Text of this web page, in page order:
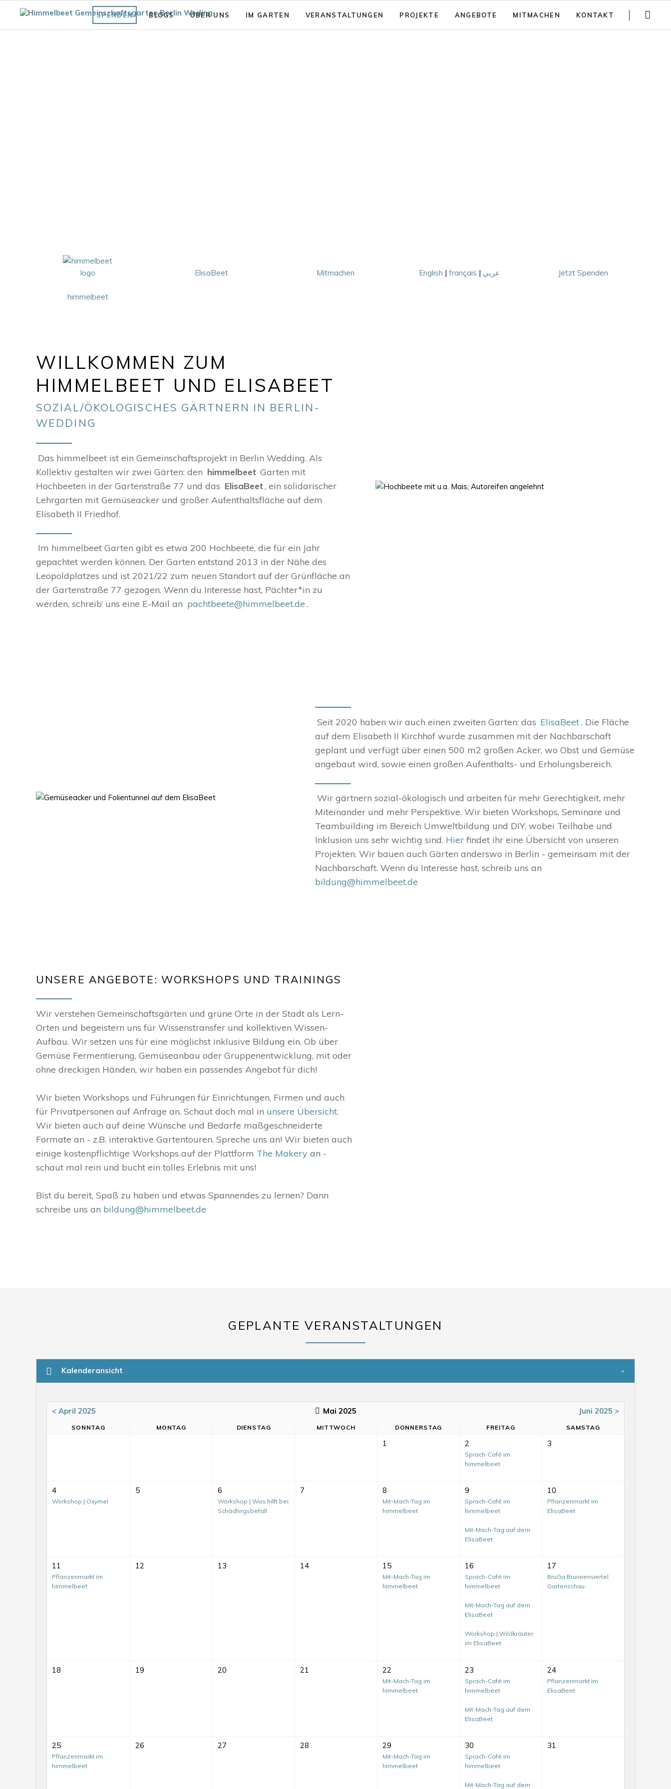
überspringen
SPENDEN BLOGS ÜBER UNS IM GARTEN VERANSTALTUNGEN PROJEKTE ANGEBOTE MITMACHEN KONTAKT
himmelbeet
ElisaBeet Mitmachen English | français | عربي Jetzt Spenden
WILLKOMMEN ZUM
HIMMELBEET UND ELISABEET
SOZIAL/ÖKOLOGISCHES GÄRTNERN IN BERLIN-
WEDDING
Das himmelbeet ist ein Gemeinschaftsprojekt in Berlin Wedding. Als
Kollektiv gestalten wir zwei Gärten: den himmelbeet Garten mit
Hochbeeten in der Gartenstraße 77 und das ElisaBeet, ein solidarischer
Lehrgarten mit Gemüseacker und großer Aufenthaltsfläche auf dem
Elisabeth II Friedhof.
Im himmelbeet Garten gibt es etwa 200 Hochbeete, die für ein Jahr
gepachtet werden können. Der Garten entstand 2013 in der Nähe des
Leopoldplatzes und ist 2021/22 zum neuen Standort auf der Grünfläche an
der Gartenstraße 77 gezogen. Wenn du Interesse hast, Pächter*in zu
werden, schreib’ uns eine E-Mail an pachtbeete@himmelbeet.de.
Seit 2020 haben wir auch einen zweiten Garten: das ElisaBeet. Die Fläche
auf dem Elisabeth II Kirchhof wurde zusammen mit der Nachbarschaft
geplant und verfügt über einen 500 m2 großen Acker, wo Obst und Gemüse
angebaut wird, sowie einen großen Aufenthalts- und Erholungsbereich.
Wir gärtnern sozial-ökologisch und arbeiten für mehr Gerechtigkeit, mehr
Miteinander und mehr Perspektive. Wir bieten Workshops, Seminare und
Teambuilding im Bereich Umweltbildung und DIY, wobei Teilhabe und
Inklusion uns sehr wichtig sind. Hierfindet ihr eine Übersicht von unseren
Projekten. Wir bauen auch Gärten anderswo in Berlin - gemeinsam mit der
Nachbarschaft. Wenn du Interesse hast, schreib uns an
bildung@himmelbeet.de
UNSERE ANGEBOTE: WORKSHOPS UND TRAININGS
Wir verstehen Gemeinschaftsgärten und grüne Orte in der Stadt als Lern-
Orten und begeistern uns für Wissenstransfer und kollektiven Wissen-
Aufbau. Wir setzen uns für eine möglichst inklusive Bildung ein. Ob über
Gemüse Fermentierung, Gemüseanbau oder Gruppenentwicklung, mit oder
ohne dreckigen Händen, wir haben ein passendes Angebot für dich!
Wir bieten Workshops und Führungen für Einrichtungen, Firmen und auch
für Privatpersonen auf Anfrage an. Schaut doch mal in unsere Übersicht.
Wir bieten auch auf deine Wünsche und Bedarfe maßgeschneiderte
Formate an - z.B. interaktive Gartentouren. Spreche uns an! Wir bieten auch
einige kostenpflichtige Workshops auf der Plattform The Makery an -
schaut mal rein und bucht ein tolles Erlebnis mit uns!
Bist du bereit, Spaß zu haben und etwas Spannendes zu lernen? Dann
schreibe uns an bildung@himmelbeet.de
GEPLANTE VERANSTALTUNGEN
Kalenderansicht
< April 2025 Mai 2025 Juni 2025 >
SO NNTAG MO NTAG DIENSTAG MITTWOCH DONNERSTAG FREITAG SAMSTAG
1 2
Sprach-Café im
himmelbeet
3
4
Workshop | Oxymel
5 6
Workshop | Was hilft bei
Schädlingsbefall
7 8
Mit-Mach-Tag im
himmelbeet
9
Sprach-Café im
himmelbeet
Mit-Mach-Tag auf dem
ElisaBeet
10
Pflanzenmarkt im
ElisaBeet
11
Pflanzenmarkt im
himmelbeet
12 13 14 15
Mit-Mach-Tag im
himmelbeet
16
Sprach-Café im
himmelbeet
Mit-Mach-Tag auf dem
ElisaBeet
Workshop | Wildkräuter
im ElisaBeet
17
BruGa Brunnenviertel
Gartenschau
18 19 20 21 22
Mit-Mach-Tag im
himmelbeet
23
Sprach-Café im
himmelbeet
Mit-Mach-Tag auf dem
ElisaBeet
24
Pflanzenmarkt im
ElisaBeet
25
Pflanzenmarkt im
himmelbeet
26 27 28 29
Mit-Mach-Tag im
himmelbeet
30
Sprach-Café im
himmelbeet
Mit-Mach-Tag auf dem
31